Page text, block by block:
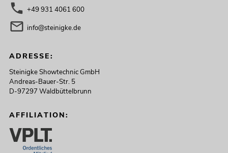
+49 931 4061 600
info@steinigke.de
ADRESSE:
Steinigke Showtechnic GmbH
Andreas-Bauer-Str. 5
D-97297 Waldbüttelbrunn
AFFILIATION: